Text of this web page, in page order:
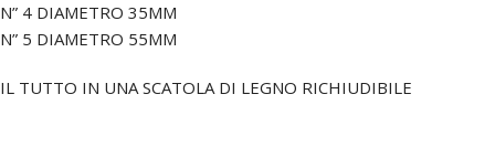
N” 4 DIAMETRO 35MM
N” 5 DIAMETRO 55MM
IL TUTTO IN UNA SCATOLA DI LEGNO RICHIUDIBILE